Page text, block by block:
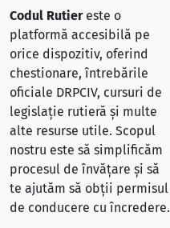
Codul Rutiereste o
platformă accesibilă pe
orice dispozitiv, oferind
chestionare, întrebările
oficiale DRPCIV, cursuri de
legislație rutieră și multe
alte resurse utile. Scopul
nostru este să simplificăm
procesul de învățare și să
te ajutăm să obții permisul
de conducere cu încredere.